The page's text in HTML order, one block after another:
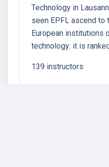
Technology in
seen EPFL ascend to
European institutions
technology: it is
139 instructors